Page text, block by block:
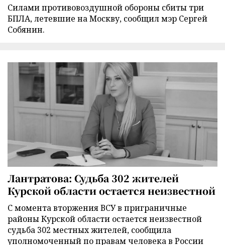
Силами противовоздушной обороны сбиты три
БПЛА, летевшие на Москву, сообщил мэр Сергей
Собянин.
Лантратова: Судьба 302 жителей
Курской области остается неизвестной
С момента вторжения ВСУ в приграничные
районы Курской области остается неизвестной
судьба 302 местных жителей, сообщила
уполномоченный по правам человека в России